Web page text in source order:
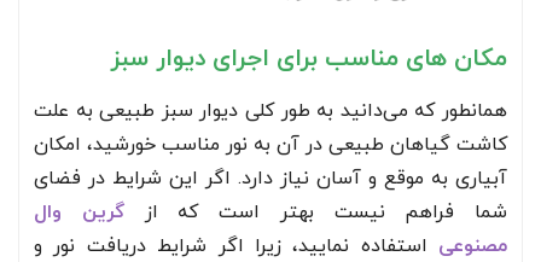
مکان های مناسب برای اجرای دیوار سبز
همانطور که می‌دانید به طور کلی دیوار سبز طبیعی به علت
کاشت گیاهان طبیعی در آن به نور مناسب خورشید، امکان
آبیاری به موقع و آسان نیاز دارد. اگر این شرایط در فضای
شما فراهم نیست بهتر است که ازگرین وال
مصنوعی استفاده نمایید، زیرا اگر شرایط دریافت نور و